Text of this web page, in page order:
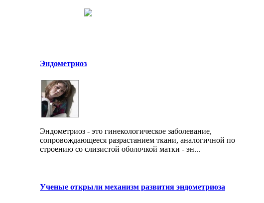
Эндометриоз
Эндометриоз - это гинекологическое заболевание,
сопровождающееся разрастанием ткани, аналогичной по
строению со слизистой оболочкой матки - эн...
Ученые открыли механизм развития эндометриоза